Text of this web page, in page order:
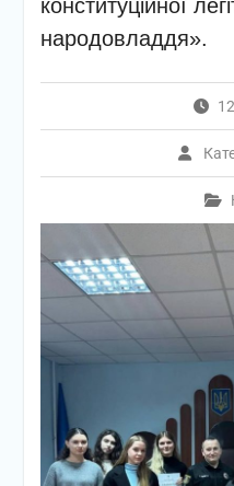
конституційної
народовладдя».